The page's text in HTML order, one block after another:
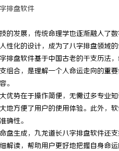
排盘软件
的发展，传统命理学也逐渐融入了
性化的设计，成为了八字排盘领域的
排盘软件基于中国古老的干支历法
组合，是理解一个人命运走向的重
。
优势在于操作简便，无需过多专业
地方便了用户的使用体验。此外，
确性。
盘生成，九龙道长八字排盘软件还
解读，帮助用户更好地把握自身命运